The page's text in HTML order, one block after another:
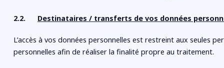
2.2. Destinataires / transferts de vos données
L’accès à vos données personnelles est restreint aux seules
personnelles afin de réaliser la finalité propre au traitement.